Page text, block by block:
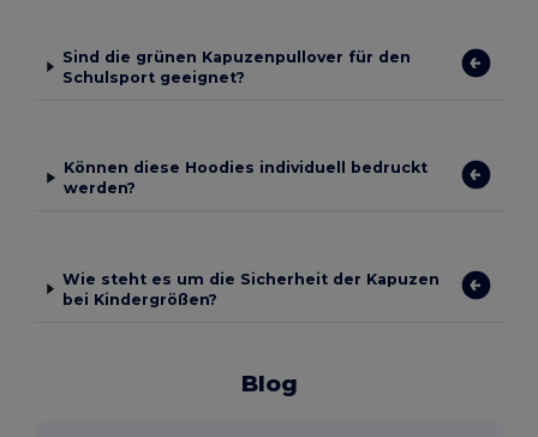
Sind die grünen Kapuzenpullover für den
Schulsport geeignet?
Können diese Hoodies individuell bedruckt
werden?
Wie steht es um die Sicherheit der Kapuzen
bei Kindergrößen?
Blog